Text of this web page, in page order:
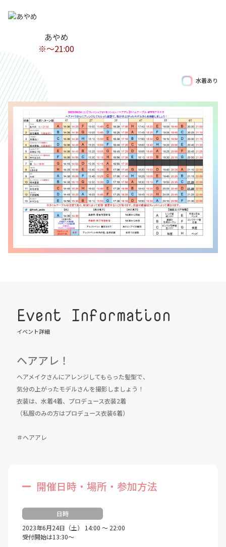
あやめ
※〜21:00
水着あり
Event Information
イベント詳細
ヘアアレ！
ヘアメイクさんにアレンジしてもらった髪型で、
気分の上がったモデルさんを撮影しましょう！
衣装は、水着4着、プロデュース衣装2着
（私服のみの方はプロデュース衣装6着）
＃ヘアアレ
開催日時・場所・参加方法
日時
2023年6月24日（土） 14:00 ～ 22:00
受付開始は13:30～